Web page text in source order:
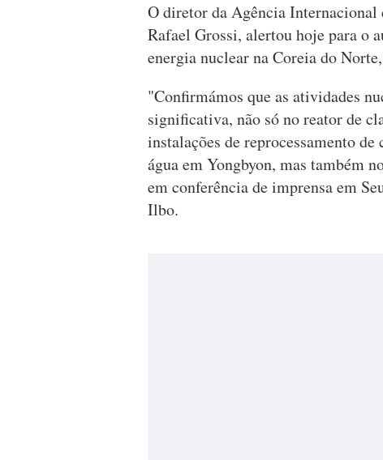
O diretor da Agência
Rafael Grossi, alertou hoje para o
energia nuclear na Coreia do
"Confirmámos que as atividades
significativa, não só no reator de
instalações de reprocessamento
água em Yongbyon, mas também
em conferência de imprensa em
Ilbo.